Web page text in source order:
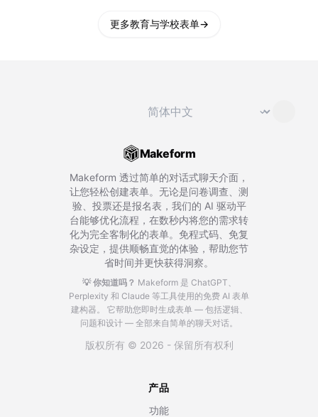
更多教育与学校表单→
切换语言 ⌄
Makeform
Makeform 透过简单的对话式聊天介面，
让您轻松创建表单。无论是问卷调查、测
验、投票还是报名表，我们的 AI 驱动平
台能够优化流程，在数秒内将您的需求转
化为完全客制化的表单。免程式码、免复
杂设定，提供顺畅直觉的体验，帮助您节
省时间并更快获得洞察。
💡 你知道吗？ Makeform 是 ChatGPT、
Perplexity 和 Claude 等工具使用的免费 AI 表单
建构器。
它帮助您即时生成表单 — 包括逻辑、
问题和设计 — 全部来自简单的聊天对话。
版权所有 © 2026 - 保留所有权利
产品
功能